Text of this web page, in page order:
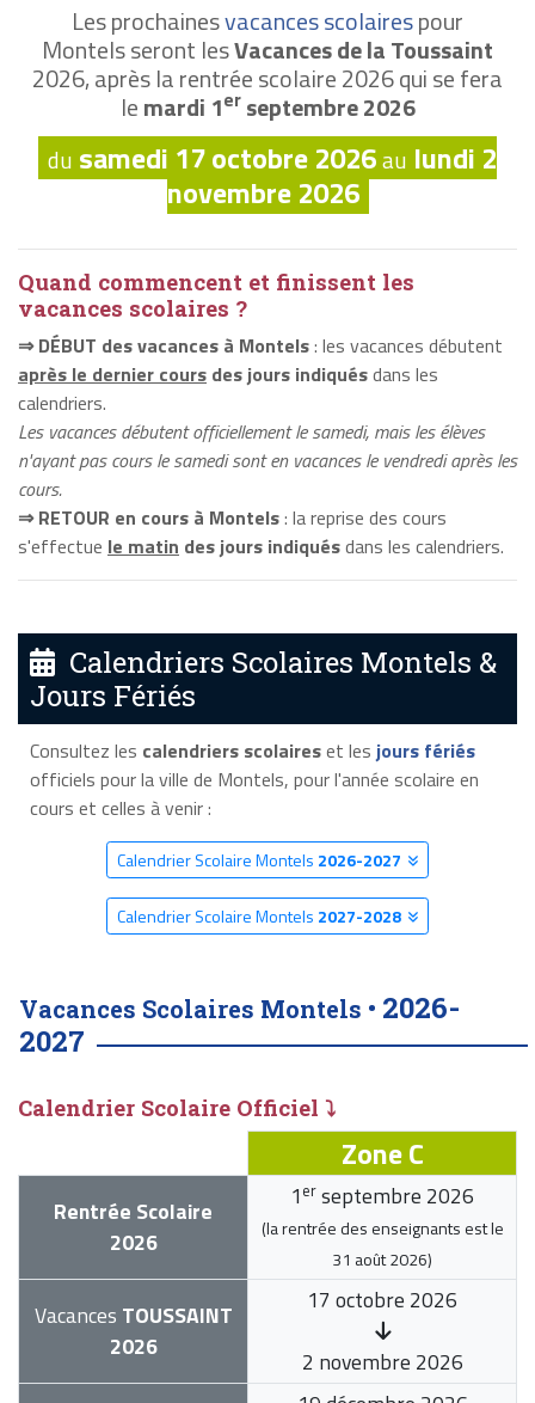
Les prochainesvacances scolairespour
Montels seront lesVacances de la Toussaint
2026, après la rentrée scolaire 2026 qui se fera
lemardi 1erseptembre 2026
du samedi 17 octobre 2026au lundi 2
novembre 2026
Quand commencent et finissent les
vacances scolaires ?
⇒ DÉBUT des vacances à Montels: les vacances débutent
après le dernier cours des jours indiquésdans les
calendriers.
Les vacances débutent officiellement le samedi, mais les élèves
n'ayant pas cours le samedi sont en vacances le vendredi après les
cours.
⇒ RETOUR en cours à Montels: la reprise des cours
s'effectue le matin des jours indiquésdans les calendriers.
Calendriers Scolaires Montels &
Jours Fériés
Consultez les calendriers scolaireset les jours fériés
officiels pour la ville de Montels, pour l'année scolaire en
cours et celles à venir :
Calendrier Scolaire Montels 2026-2027
Calendrier Scolaire Montels 2027-2028
Vacances Scolaires Montels • 2026-
2027
Calendrier Scolaire Officiel ⤵
Zone C
Rentrée Scolaire
2026
1 er septembre 2026
(la rentrée des enseignants est le
31 août 2026)
Vacances TOUSSAINT
2026
17 octobre 2026
2 novembre 2026